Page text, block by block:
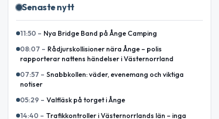
Senaste nytt
11:50 – Nya Bridge Band på Ånge Camping
08:07 – Rådjurskollisioner nära Ånge – polis
rapporterar nattens händelser i Västernorrland
07:57 – Snabbkollen: väder, evenemang och viktiga
notiser
05:29 – Valfläsk på torget i Ånge
14:40 – Trafikkontroller i Västernorrlands län – inga